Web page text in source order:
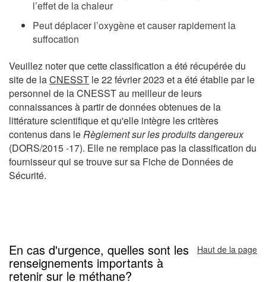
l’effet de la chaleur
Peut déplacer l’oxygène et causer rapidement la
suffocation
Veuillez noter que cette classification a été récupérée du
site de laCNESST le 22 février 2023 et a été établie par le
personnel de la CNESST au meilleur de leurs
connaissances à partir de données obtenues de la
littérature scientifique et qu'elle intègre les critères
contenus dans leRèglement sur les produits dangereux
(DORS/2015 -17). Elle ne remplace pas la classification du
fournisseur qui se trouve sur sa Fiche de Données de
Sécurité.
En cas d'urgence, quelles sont les
renseignements importants à
retenir sur le méthane?
Haut de la page